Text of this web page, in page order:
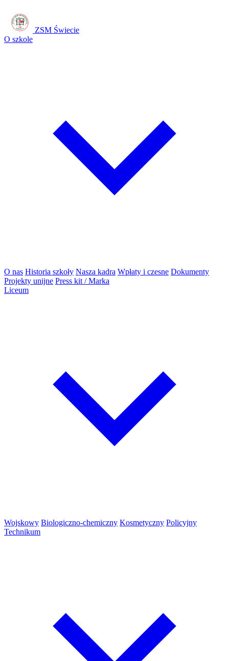
ZSM Świecie
O szkole
O nas Historia szkoły Nasza kadra Wpłaty i czesne Dokumenty
Projekty unijne Press kit / Marka
Liceum
Wojskowy Biologiczno-chemiczny Kosmetyczny Policyjny
Technikum